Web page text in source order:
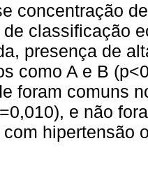
concentração
classificação
presença de
como A e B
foram comuns
e não
hipertensão